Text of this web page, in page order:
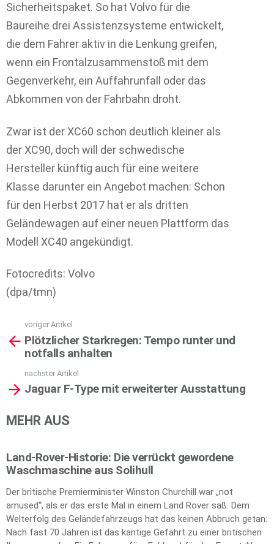
Sicherheitspaket. So hat Volvo für die
Baureihe drei Assistenzsysteme entwickelt,
die dem Fahrer aktiv in die Lenkung greifen,
wenn ein Frontalzusammenstoß mit dem
Gegenverkehr, ein Auffahrunfall oder das
Abkommen von der Fahrbahn droht.
Zwar ist der XC60 schon deutlich kleiner als
der XC90, doch will der schwedische
Hersteller künftig auch für eine weitere
Klasse darunter ein Angebot machen: Schon
für den Herbst 2017 hat er als dritten
Geländewagen auf einer neuen Plattform das
Modell XC40 angekündigt.
Fotocredits: Volvo
(dpa/tmn)
more
voriger Artikel
Plötzlicher Starkregen: Tempo runter und
notfalls anhalten
nächster Artikel
Jaguar F-Type mit erweiterter Ausstattung
MEHR AUS
Land-Rover-Historie: Die verrückt gewordene
Waschmaschine aus Solihull
Der britische Premierminister Winston Churchill war „not
amused“, als er das erste Mal in einem Land Rover saß. Dem
Welterfolg des Geländefahrzeugs hat das keinen Abbruch getan:
Nach fast 70 Jahren ist das kantige Gefährt zu einer britischen